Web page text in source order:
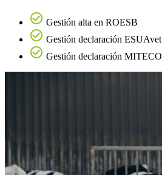
Gestión alta en ROESB
Gestión declaración ESUAvet
Gestión declaración MITECO